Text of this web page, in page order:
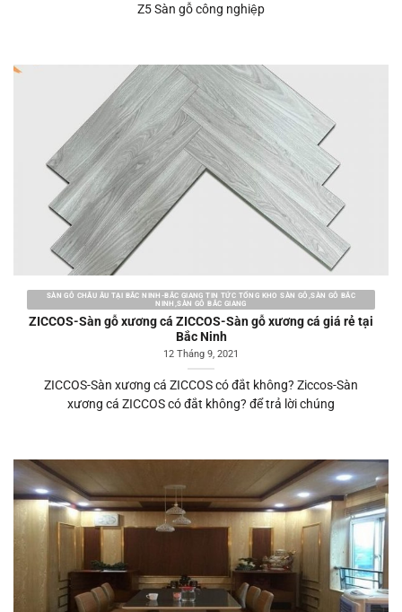
Z5 Sàn gỗ công nghiệp
SÀN GỖ CHÂU ÂU TẠI BẮC NINH-BẮC GIANG TIN TỨC TỔNG KHO SÀN GỖ,SÀN GỖ BẮC
NINH,SÀN GỖ BẮC GIANG
ZICCOS-Sàn gỗ xương cá ZICCOS-Sàn gỗ xương cá giá rẻ tại
Bắc Ninh
12 Tháng 9, 2021
ZICCOS-Sàn xương cá ZICCOS có đắt không? Ziccos-Sàn
xương cá ZICCOS có đắt không? để trả lời chúng